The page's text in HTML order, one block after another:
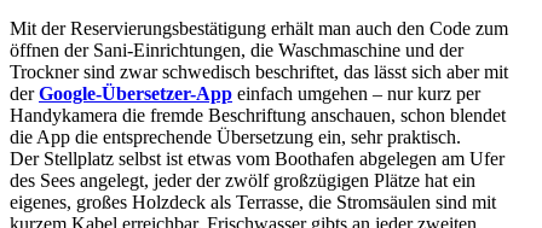
Mit der Reservierungsbestätigung erhält man auch den Code zum
öffnen der Sani-Einrichtungen, die Waschmaschine und der
Trockner sind zwar schwedisch beschriftet, das lässt sich aber mit
derGoogle-Übersetzer-App einfach umgehen – nur kurz per
Handykamera die fremde Beschriftung anschauen, schon blendet
die App die entsprechende Übersetzung ein, sehr praktisch.
Der Stellplatz selbst ist etwas vom Boothafen abgelegen am Ufer
des Sees angelegt, jeder der zwölf großzügigen Plätze hat ein
eigenes, großes Holzdeck als Terrasse, die Stromsäulen sind mit
kurzem Kabel erreichbar, Frischwasser gibts an jeder zweiten